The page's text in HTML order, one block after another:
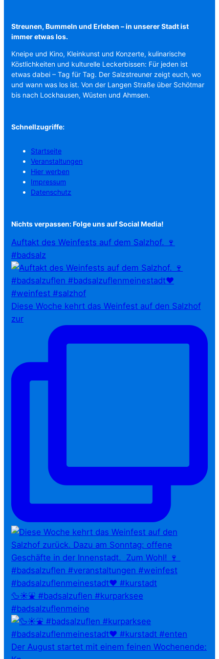
Streunen, Bummeln und Erleben – in unserer Stadt ist
immer etwas los.
Kneipe und Kino, Kleinkunst und Konzerte, kulinarische
Köstlichkeiten und kulturelle Leckerbissen: Für jeden ist
etwas dabei – Tag für Tag. Der Salzstreuner zeigt euch, wo
und wann was los ist. Von der Langen Straße über Schötmar
bis nach Lockhausen, Wüsten und Ahmsen.
Schnellzugriffe:
Startseite
Veranstaltungen
Hier werben
Impressum
Datenschutz
Nichts verpassen: Folge uns auf Social Media!
Auftakt des Weinfests auf dem Salzhof. 🍷
#badsalz
Diese Woche kehrt das Weinfest auf den Salzhof
zur
🦆☀️⛲ #badsalzuflen #kurparksee
#badsalzuflenmeine
Der August startet mit einem feinen Wochenende: